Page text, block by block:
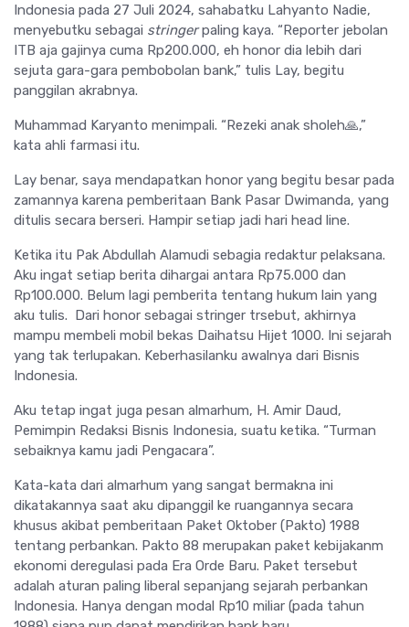
Indonesia pada 27 Juli 2024, sahabatku Lahyanto Nadie,
menyebutku sebagai stringerpaling kaya. “Reporter jebolan
ITB aja gajinya cuma Rp200.000, eh honor dia lebih dari
sejuta gara-gara pembobolan bank,” tulis Lay, begitu
panggilan akrabnya.
Muhammad Karyanto menimpali. “Rezeki anak sholeh🙏,”
kata ahli farmasi itu.
Lay benar, saya mendapatkan honor yang begitu besar pada
zamannya karena pemberitaan Bank Pasar Dwimanda, yang
ditulis secara berseri. Hampir setiap jadi hari head line.
Ketika itu Pak Abdullah Alamudi sebagia redaktur pelaksana.
Aku ingat setiap berita dihargai antara Rp75.000 dan
Rp100.000. Belum lagi pemberita tentang hukum lain yang
aku tulis. Dari honor sebagai stringer trsebut, akhirnya
mampu membeli mobil bekas Daihatsu Hijet 1000. Ini sejarah
yang tak terlupakan. Keberhasilanku awalnya dari Bisnis
Indonesia.
Aku tetap ingat juga pesan almarhum, H. Amir Daud,
Pemimpin Redaksi Bisnis Indonesia, suatu ketika. “Turman
sebaiknya kamu jadi Pengacara”.
Kata-kata dari almarhum yang sangat bermakna ini
dikatakannya saat aku dipanggil ke ruangannya secara
khusus akibat pemberitaan Paket Oktober (Pakto) 1988
tentang perbankan. Pakto 88 merupakan paket kebijakanm
ekonomi deregulasi pada Era Orde Baru. Paket tersebut
adalah aturan paling liberal sepanjang sejarah perbankan
Indonesia. Hanya dengan modal Rp10 miliar (pada tahun